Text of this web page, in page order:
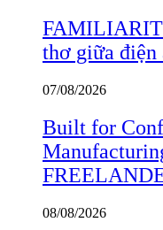
thơ giữa điện
07/08/2026
Built for
08/08/2026